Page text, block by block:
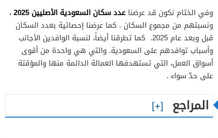
وفي الختام نكون قد عرضنا عدد سكان السعودية الأصليين 2025
،
ونسبتهم من مجموع السكان . كما عرضنا إحصائية بعدد السكان
قبل وبعد عام 2025. كما تطرقنا أيضاً، لنسبة الوافدين الأجانب
وأسباب توافدهم على السعودية. والتي هي واحدة من أقوى
أسواق العمل، التي تستهدفها العمالة الدائمة منها والمؤقتة
على حدّ سواء .
المراجع